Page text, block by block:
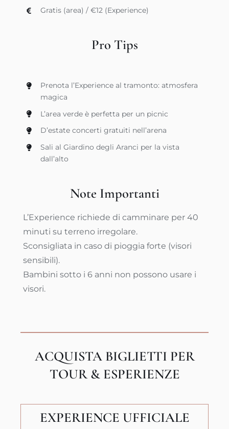
Gratis (area) / €12 (Experience)
Pro Tips
Prenota l’Experience al tramonto: atmosfera
magica
L’area verde è perfetta per un picnic
D’estate concerti gratuiti nell’arena
Sali al Giardino degli Aranci per la vista
dall’alto
Note Importanti
L’Experience richiede di camminare per 40
minuti su terreno irregolare.
Sconsigliata in caso di pioggia forte (visori
sensibili).
Bambini sotto i 6 anni non possono usare i
visori.
ACQUISTA BIGLIETTI PER
TOUR & ESPERIENZE
EXPERIENCE UFFICIALE